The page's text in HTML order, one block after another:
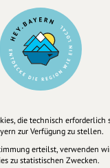
um
zu
die technisch erforderlich
zur Verfügung zu stellen.
erteilst, verwenden
zu statistischen Zwecken.